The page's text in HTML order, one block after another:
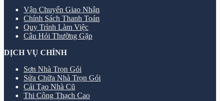
Vận Chuyển Giao Nhận
Chính Sách Thanh Toán
Quy Trình Làm Việc
Câu Hỏi Thường Gặp
DỊCH VỤ CHÍNH
Sơn Nhà Trọn Gói
Sửa Chữa Nhà Trọn Gói
Cải Tạo Nhà Cũ
Thi Công Thạch Cao